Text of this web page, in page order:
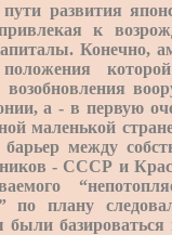
развития
к
Конечно,
а - в первую
маленькой
между
- СССР и
по плану
базироваться